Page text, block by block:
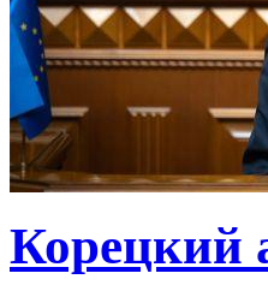
Корецкий